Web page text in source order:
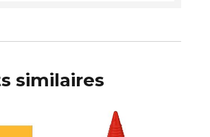
similaires